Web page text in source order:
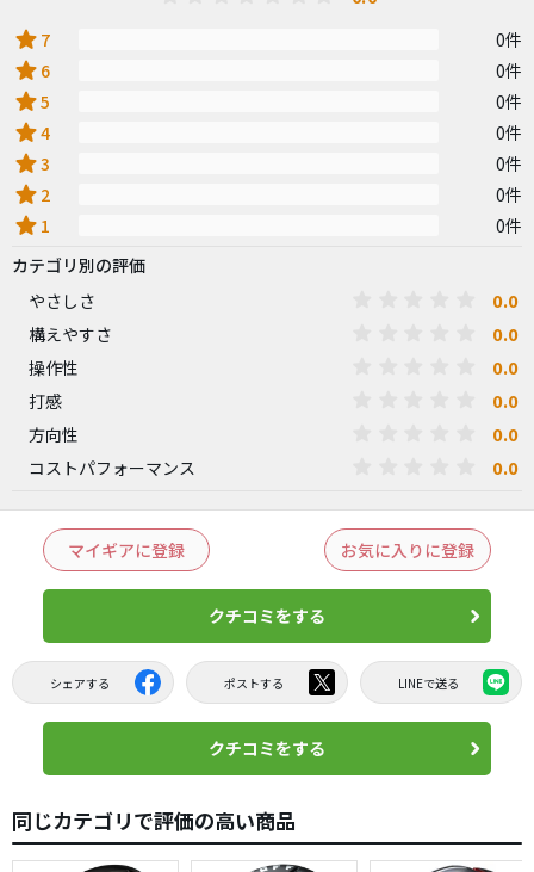
star 7 0件
star 6 0件
star5 0件
star4 0件
star3 0件
star 2 0件
star 1
0件
カテゴリ別の評価
やさしさ
0.0
構えやすさ 0.0
操作性 0.0
打感 0.0
方向性 0.0
コストパフォーマンス 0.0
マイギアに登録 お気に入りに登録
クチコミをする
シェアする ポストする LINEで送る
クチコミをする
同じカテゴリで評価の高い商品